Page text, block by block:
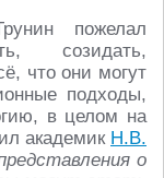
пожелал
созидать,
что они могут
подходы,
в целом на
академик Н.В.
о